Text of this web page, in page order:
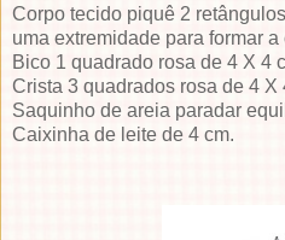
Corpo tecido piquê 2
uma extremidade para formar a
Bico 1 quadrado rosa de 4 X 4
Crista 3 quadrados rosa de 4 X
Saquinho de areia paradar
Caixinha de leite de 4 cm.